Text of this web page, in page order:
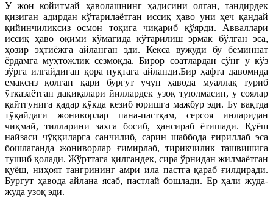
У жон койитмай ҳаволашнинг ҳадисини олган, тандирдек
қизиган адирдан кўтарилаётган иссиқ ҳаво уни ҳеч қандай
қийинчиликсиз осмон тоқига чиқариб қўярди. Авваллари
иссиқ ҳаво оқими кўмагида кўтарилиш эрмак бўлган эса,
ҳозир эҳтиёжга айланган эди. Кекса вужуди бу беминнат
ёрдамга муҳтожлик сезмоқда. Бирор соатлардан сўнг у кўз
зўрға илғайдиган қора нуқтага айланди.Бир ҳафта давомида
емаксиз қолган қари бургут учун ҳавода муаллақ туриб
ўтказаётган дақиқалари йиллардек узоқ туюлмасин, у соялар
қайтгунига қадар кўкда кезиб юришга мажбур эди. Бу вақтда
тўқайдаги жониворлар пана-пастқам, серсоя инларидан
чиқмай, тилларини захга босиб, ҳансираб ётишади. Қуёш
найзаси чўққиларга санчилиб, сарин шаббода ғириллаб эса
бошлаганда жониворлар ғимирлаб, тирикчилик ташвишига
тушиб қолади. Жўрттага қилгандек, сира ўрнидан жилмаётган
қуёш, ниҳоят тангрининг амри ила пастга қараб ғилдиради.
Бургут ҳавода айлана ясаб, пастлай бошлади. Ер ҳали жуда-
жуда узоқ эди.